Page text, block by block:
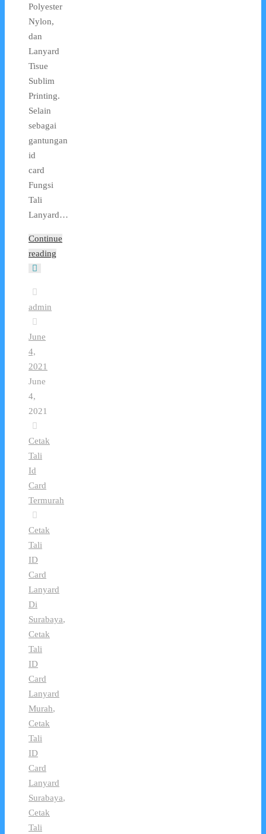
Polyester
Nylon,
dan
Lanyard
Tisue
Sublim
Printing.
Selain
sebagai
gantungan
id
card
Fungsi
Tali
Lanyard…
Continue
reading
admin
June
4,
2021
June
4,
2021
Cetak
Tali
Id
Card
Termurah
Cetak
Tali
ID
Card
Lanyard
Di
Surabaya,
Cetak
Tali
ID
Card
Lanyard
Murah,
Cetak
Tali
ID
Card
Lanyard
Surabaya,
Cetak
Tali